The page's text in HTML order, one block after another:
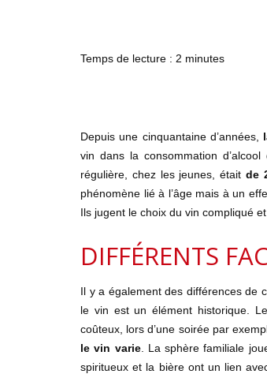
Temps de lecture : 2 minutes
Depuis une cinquantaine d’années,
vin dans la consommation
régulière, chez les jeunes, était de
phénomène lié à l’âge mais à un
Ils jugent le choix du vin compliqué et
DIFFÉRENTS
Il y a également des différences de
le vin est un élément historique.
coûteux, lors d’une soirée par
le vin varie. La sphère familiale
spiritueux et la bière ont un lien